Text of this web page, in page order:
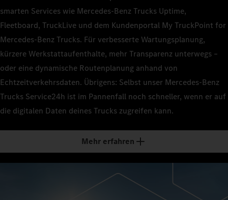
smarten Services wie Mercedes‑Benz Trucks Uptime,
Fleetboard, TruckLive und dem Kundenportal My TruckPoint for
Mercedes‑Benz Trucks. Für verbesserte Wartungsplanung,
kürzere Werkstattaufenthalte, mehr Transparenz unterwegs –
oder eine dynamische Routenplanung anhand von
Echtzeitverkehrsdaten. Übrigens: Selbst unser Mercedes‑Benz
Trucks Service24h ist im Pannenfall noch schneller, wenn er auf
die digitalen Daten deines Trucks zugreifen kann.
Mehr erfahren